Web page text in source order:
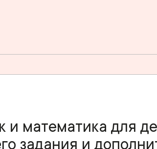
и математика для
задания и